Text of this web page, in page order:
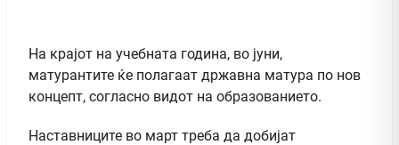
На крајот на учебната година, во јуни,
матурантите ќе полагаат државна матура по нов
концепт, согласно видот на образованието.
Наставниците во март треба да добијат